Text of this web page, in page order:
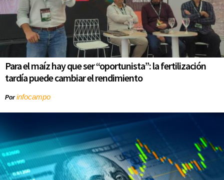
Para el maíz hay que ser “oportunista”: la fertilización
tardía puede cambiar el rendimiento
Porinfocampo